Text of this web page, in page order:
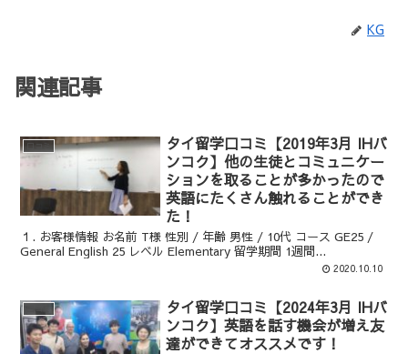
KG
関連記事
口コミ
タイ留学口コミ【2019年3月 IHバ
ンコク】他の生徒とコミュニケー
ションを取ることが多かったので
英語にたくさん触れることができ
た！
１. お客様情報 お名前 T様 性別 / 年齢 男性 / 10代 コース GE25 /
General English 25 レベル Elementary 留学期間 1週間...
2020.10.10
タイ留学口コミ【2024年3月 IHバ
ンコク】英語を話す機会が増え友
達ができてオススメです！